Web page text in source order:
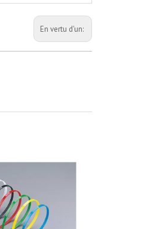
En vertu d'un: